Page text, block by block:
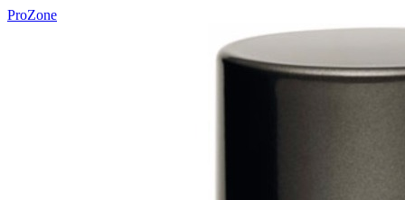
ProZone